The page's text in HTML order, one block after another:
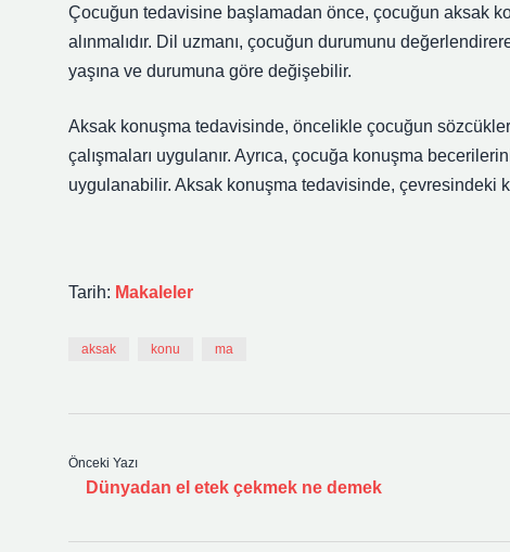
Çocuğun tedavisine başlamadan önce, çocuğun aksak
alınmalıdır. Dil uzmanı, çocuğun durumunu
yaşına ve durumuna göre değişebilir.
Aksak konuşma tedavisinde, öncelikle çocuğun
çalışmaları uygulanır. Ayrıca, çocuğa konuşma
uygulanabilir. Aksak konuşma tedavisinde, çevresindeki
Tarih: Makaleler
aksak konu ma
Önceki Yazı
Dünyadan el etek çekmek ne demek